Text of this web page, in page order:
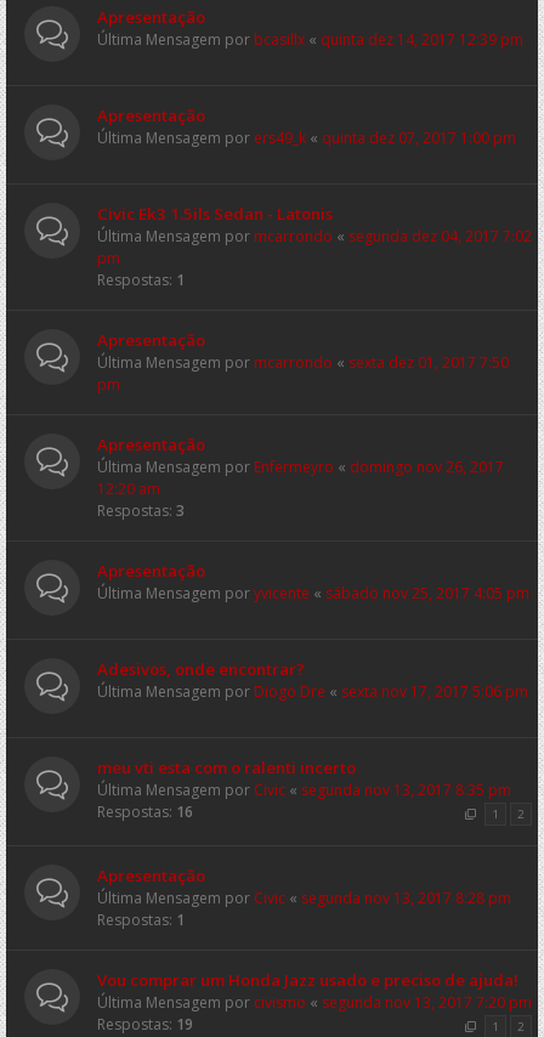
Apresentação
Última Mensagem por bcasillx « quinta dez 14, 2017 12:39 pm
Apresentação
Última Mensagem por ers49_k « quinta dez 07, 2017 1:00 pm
Civic Ek3 1.5ils Sedan - Latonis
Última Mensagem por mcarrondo « segunda dez 04, 2017 7:02
pm
Respostas: 1
Apresentação
Última Mensagem por mcarrondo « sexta dez 01, 2017 7:50
pm
Apresentação
Última Mensagem por Enfermeyro « domingo nov 26, 2017
12:20 am
Respostas: 3
Apresentação
Última Mensagem poryvicente « sábado nov 25, 2017 4:05 pm
Adesivos, onde encontrar?
Última Mensagem por Diogo Dre « sexta nov 17, 2017 5:06 pm
meu vti esta com o ralenti incerto
Última Mensagem por Civic « segunda nov 13, 2017 8:35 pm
Respostas: 16 1 2
Apresentação
Última Mensagem por Civic « segunda nov 13, 2017 8:28 pm
Respostas: 1
Vou comprar um Honda Jazz usado e preciso de ajuda!
Última Mensagem por civismo « segunda nov 13, 2017 7:20 pm
Respostas: 19 1 2